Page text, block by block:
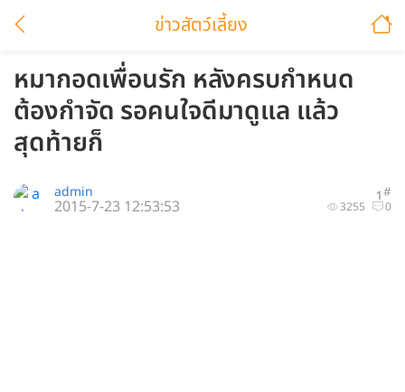
ข่าวสัตว์เลี้ยง
หมากอดเพื่อนรัก หลังครบกำหนด
ต้องกำจัด รอคนใจดีมาดูแล แล้ว
สุดท้ายก็
1#
admin
3255 0
2015-7-23 12:53:53